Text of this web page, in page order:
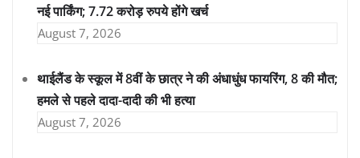
नई पार्किंग; 7.72 करोड़ रुपये होंगे खर्च
August 7, 2026
थाईलैंड के स्कूल में 8वीं के छात्र ने की अंधाधुंध फायरिंग, 8 की मौत;
हमले से पहले दादा-दादी की भी हत्या
August 7, 2026